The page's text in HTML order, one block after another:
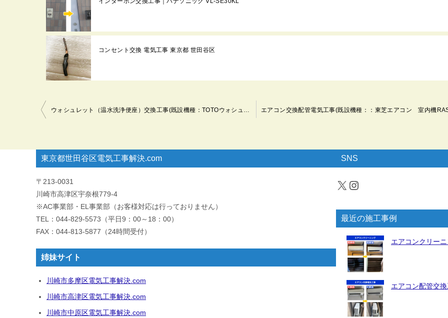
コンセント交換 電気工事 東京都 世田谷区
投
稿
ビ
ゲ
シ
ョ
ン
ウォシュレット（温水洗浄便座）交換工事(既設機種：TOTOウォシュレットSB TCF6621 #NW1→交換機種：TOTO ウォシュレット Kシリーズ TCF8GK35 #NW1（ホワイト）)（神奈川県川崎市多摩区）
東京都世田谷区電気工事解決.com
〒213-0031
川崎市高津区宇奈根779-4
※AC事業部・EL事業部（お客様対応は行っておりません）
TEL：044-829-5573（平日9：00～18：00）
FAX：044-813-5877（24時間受付）
姉妹サイト
川崎市多摩区電気工事解決.com
川崎市高津区電気工事解決.com
川崎市中原区電気工事解決.com
SNS
X Instagram
最近の施工事例
エアコンクリー
エアコン配管交